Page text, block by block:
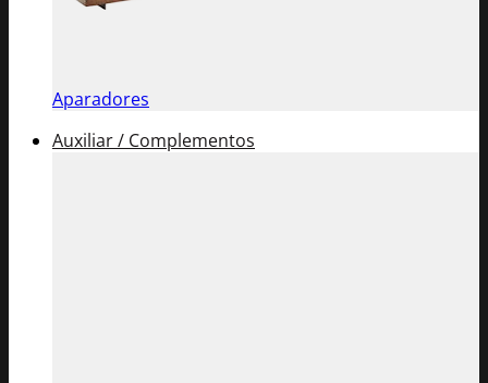
Aparadores
Auxiliar / Complementos